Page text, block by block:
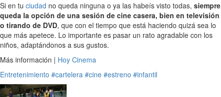
Si en tu ciudad no queda ninguna o ya las habeís visto todas, siempre
queda la opción de una sesión de cine casera, bien en televisión
o tirando de DVD, que con el tiempo que está haciendo quizá sea lo
que más apetece. Lo importante es pasar un rato agradable con los
niños, adaptándonos a sus gustos.
Más información | Hoy Cinema
Entretenimiento #cartelera #cine #estreno #infantil